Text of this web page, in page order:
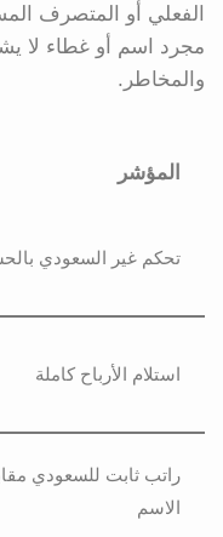
الفعلي أو المتصرف
مجرد اسم أو غطاء لا
والمخاطر.
المؤشر
تحكم غير السعودي
استلام الأرباح كاملة
راتب ثابت للسعودي
الاسم